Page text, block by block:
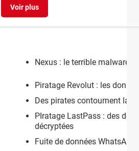
Nexus : le terrible malware
Piratage Revolut : les
Des pirates contournent la
PIratage LastPass : des
décryptées
Fuite de données